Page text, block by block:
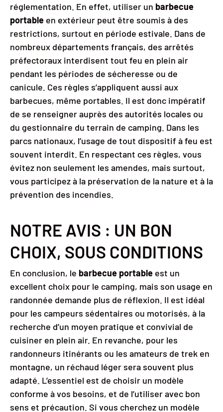
réglementation. En effet, utiliser un barbecue
portable en extérieur peut être soumis à des
restrictions, surtout en période estivale. Dans de
nombreux départements français, des arrêtés
préfectoraux interdisent tout feu en plein air
pendant les périodes de sécheresse ou de
canicule. Ces règles s’appliquent aussi aux
barbecues, même portables. Il est donc impératif
de se renseigner auprès des autorités locales ou
du gestionnaire du terrain de camping. Dans les
parcs nationaux, l’usage de tout dispositif à feu est
souvent interdit. En respectant ces règles, vous
évitez non seulement les amendes, mais surtout,
vous participez à la préservation de la nature et à la
prévention des incendies.
NOTRE AVIS : UN BON
CHOIX, SOUS CONDITIONS
En conclusion, le barbecue portable est un
excellent choix pour le camping, mais son usage en
randonnée demande plus de réflexion. Il est idéal
pour les campeurs sédentaires ou motorisés, à la
recherche d’un moyen pratique et convivial de
cuisiner en plein air. En revanche, pour les
randonneurs itinérants ou les amateurs de trek en
montagne, un réchaud léger sera souvent plus
adapté. L’essentiel est de choisir un modèle
conforme à vos besoins, et de l’utiliser avec bon
sens et précaution. Si vous cherchez un modèle